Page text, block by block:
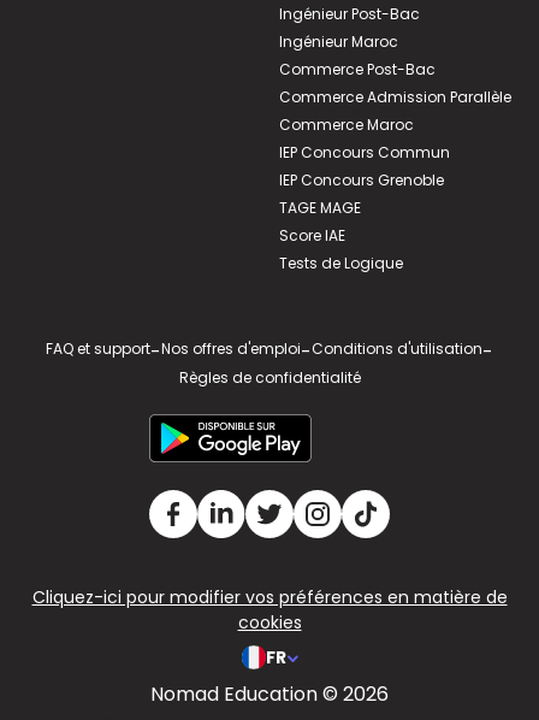
Ingénieur Post-Bac
Ingénieur Maroc
Commerce Post-Bac
Commerce Admission Parallèle
Commerce Maroc
IEP Concours Commun
IEP Concours Grenoble
TAGE MAGE
Score IAE
Tests de Logique
FAQ et support-Nos offres d'emploi-Conditions d'utilisation-
Règles de confidentialité
Cliquez-ici pour modifier vos préférences en matière de
cookies
FR
Nomad Education © 2026